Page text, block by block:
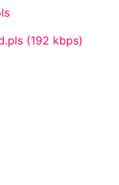
(192 kbps)